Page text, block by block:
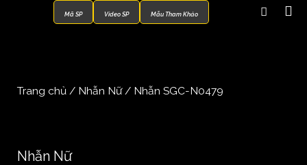
Mã SP Video SP Mẫu Tham Khảo
Trang chủ / Nhẫn Nữ/ Nhẫn SGC-N0479
Nhẫn Nữ